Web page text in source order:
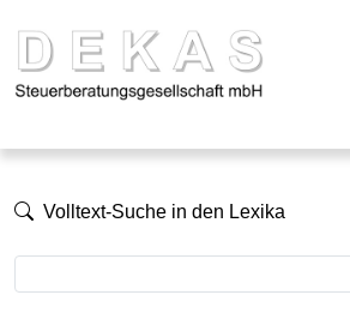
Volltext-Suche in den Lexika